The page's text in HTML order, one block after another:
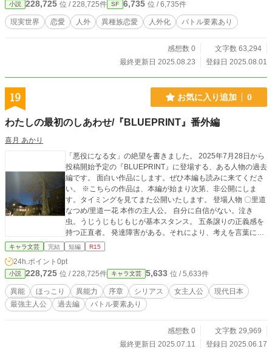
れをサポートしてきた。 宇宙への金や人の流れは全くなく、人類は歓びの裏で
アディブ人への不信感を強めていたが、それを口にする者はいなかった。 皆が
黙る中、一人の少年の物語が始まった。 彼の名は栗原柊太。 大学生であり、人
と同じ体になっていた。 両性具有かつ人間を遥かに超えた能力を持つアディブ
人と、かつての自分の体の違いに戸惑いながらも、彼は出会った仲間たちと交流
は、アディブ人が地球人に対して秘匿する”ある真実”に触れてしまう――― ※こ
の物語は異星人の言語として「テルグ語」を用いています。現地人かその関係者
レスまでご連絡ください。 ※ఈ కథనంలో "తెలుగు" అనే పదం గ్రహాంతర భాషగా ఉప
యోగించబడింది. మీరు స్థానిక వ్యక్తి అయితే లేదా స్థానిక వ్యక్తికి సంబంధించినవారు అయితే మ
డిన ఇమెయిల్ చిరునామాలో మమ్మల్ని సంప్రదించండి.
小説 228,725 位 / 228,725件 SF 6,735 位 / 6,735件
現実世界 恋愛 人外 異種族恋愛 人外化 バトル要素あり
感想数 0
文字数 63,294
最終更新日 2025.08.23
登録日 2025.08.01
19 お気に入り追加 0
わたしの最初のしあわせ/『BLUEPRINT』番外編
喜月 あかり
「悪役になる女」の絶望を書きました。 2025年7月28日から
投稿開始予定の『BLUEPRINT』に登場する、ある人物の過去
編です。 面白い作品にします。ぜひ本編も読みに来てくださ
い。 ※こちらの作品は、本編が始まり次第、非公開にしま
す。タイミングを見てまた公開いたします。 登場人物 〇里道
なつめ/里道一花 本作の主人公。 自分に自信がない。泣き
虫。うじうじもじもじが基本スタンス。 五条譲りの正義感を
持つ正直者。 発達障害がある。それにより、考えを言葉にす
るのが苦手。 身体能力が高く、異能力者であることは明らか
五条 なつめの世話人。黒いスカートに、白いエプロン。 規律
を重んじる性格。 〇里道征士郎 初登場時16歳。里道家当主子
息。長男。 政府が設定するS級の危険異能力者。 物腰柔らか
く、穏やかな性格。 初登場時まで、なつめとは面識がない。
五条とは仲良し。 6歳の時に異能力が発現する。7歳の時に記
理され、自身の苗字すら知らない。 彼の異能力の発動を恐
れ、本家邸宅では全員が偽名を使う。 〇一条 里道征士郎の世
キャラ文芸 完結 短編 R15
24h.ポイント 0pt
小説 228,725 位 / 228,725件 キャラ文芸 5,633 位 / 5,633件
異能 ほっこり 異能力 序章 シリアス 女主人公
現代日本
最強主人公
過去編 バトル要素あり
感想数 0
文字数 29,969
最終更新日 2025.07.11
登録日 2025.06.17